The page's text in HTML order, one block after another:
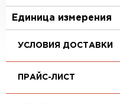
Единица измерения
УСЛОВИЯ ДОСТАВКИ
ПРАЙС-ЛИСТ